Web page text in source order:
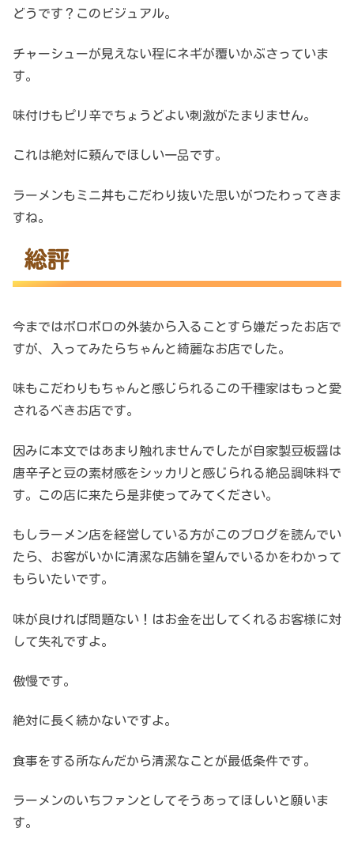
どうです？このビジュアル。
チャーシューが見えない程にネギが覆いかぶさっていま
す。
味付けもピリ辛でちょうどよい刺激がたまりません。
これは絶対に頼んでほしい一品です。
ラーメンもミニ丼もこだわり抜いた思いがつたわってきま
すね。
総評
今まではボロボロの外装から入ることすら嫌だったお店で
すが、入ってみたらちゃんと綺麗なお店でした。
味もこだわりもちゃんと感じられるこの千種家はもっと愛
されるべきお店です。
因みに本文ではあまり触れませんでしたが自家製豆板醤は
唐辛子と豆の素材感をシッカリと感じられる絶品調味料で
す。この店に来たら是非使ってみてください。
もしラーメン店を経営している方がこのブログを読んでい
たら、お客がいかに清潔な店舗を望んでいるかをわかって
もらいたいです。
味が良ければ問題ない！はお金を出してくれるお客様に対
して失礼ですよ。
傲慢です。
絶対に長く続かないですよ。
食事をする所なんだから清潔なことが最低条件です。
ラーメンのいちファンとしてそうあってほしいと願いま
す。